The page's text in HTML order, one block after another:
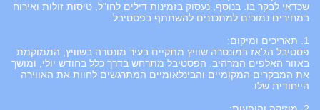
שכדאי לבקר בו. בנוסף, נעסוק בזמינות דילים לחו"ל, טיסות זולות ואירוח
במחירים נמוכים למתכננים להשתתף בפסטיבל.
1. תאריכים ומיקום:
פסטיבל הג'אז במונטרה שוויץ מתקיים בעיר מונטרה בשוויץ, הממוקמת
באזור האלפים המרהיב. הפסטיבל מתרחש בדרך כלל בחודש יולי, ומושך
את המבקרים המקומיים והבינלאומיים המתרגשים לחוות את האווירה
הייחודית שלו.